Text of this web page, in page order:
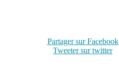
Partager sur Facebook
Tweeter sur twitter